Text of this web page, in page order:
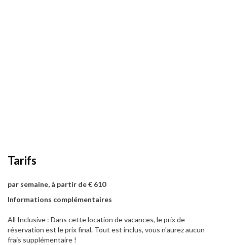
Tarifs
par semaine, à partir de € 610
Informations complémentaires
All Inclusive : Dans cette location de vacances, le prix de
réservation est le prix final. Tout est inclus, vous n'aurez aucun
frais supplémentaire !